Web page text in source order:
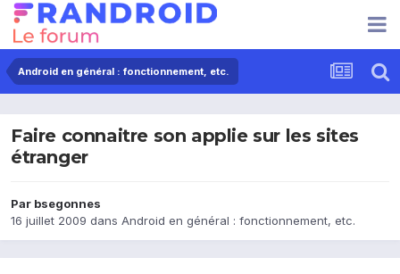
Android en général : fonctionnement, etc.
Faire connaitre son applie sur les sites
étranger
Par bsegonnes
16 juillet 2009 dans Android en général : fonctionnement, etc.